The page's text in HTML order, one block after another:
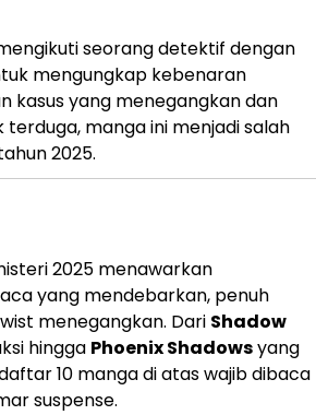
seorang detektif dengan
mengungkap kebenaran
kasus yang menegangkan dan
manga ini menjadi salah
2025.
2025 menawarkan
yang mendebarkan, penuh
menegangkan. Dari Shadow
hingga Phoenix Shadowsyang
10 manga di atas wajib dibaca
suspense.